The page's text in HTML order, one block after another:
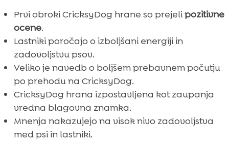
CricksyDog MeatLover priboljški
 CricksyDog Twinky vitamini
 CricksyDog Chloé šampon in balzam za nos
in šape
 CricksyDog Mr. Easy veganska prelivka za
suho hrano
CricksyDog Denty veganski dentalni
prigrizki
Mnenja zadovoljnih lastnikov
Prvi obroki CricksyDog hrane so prejelipozitivne
ocene.
Lastniki poročajo o izboljšani energiji in
zadovoljstvu psov.
Veliko je navedb o boljšem prebavnem počutju
po prehodu na CricksyDog.
CricksyDog hrana izpostavljena kot zaupanja
vredna blagovna znamka.
Mnenja nakazujejo na visok nivo zadovoljstva
med psi in lastniki.